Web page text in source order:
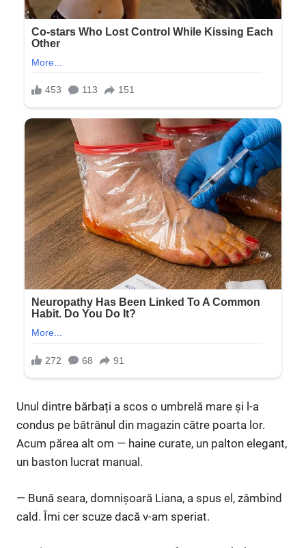
Unul dintre bărbați a scos o umbrelă mare și l-a
condus pe bătrânul din magazin către poarta lor.
Acum părea alt om — haine curate, un palton elegant,
un baston lucrat manual.
— Bună seara, domnișoară Liana, a spus el, zâmbind
cald. Îmi cer scuze dacă v-am speriat.